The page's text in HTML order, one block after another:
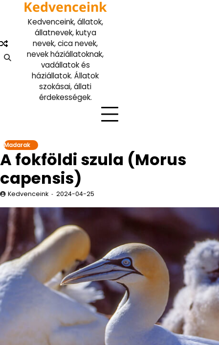
Kedvenceink
Kedvenceink, állatok,
állatnevek, kutya
nevek, cica nevek,
nevek háziállatoknak,
vadállatok és
háziállatok. Állatok
szokásai, állati
érdekességek.
Madarak
A fokföldi szula (Morus
capensis)
Kedvenceink 2024-04-25